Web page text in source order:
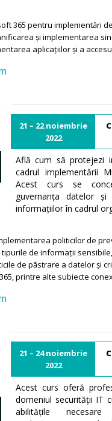
365 pentru implementări de
și implementarea
aplicațiilor și a
21 – 22 noiembrie
2022
Află cum să protejezi
cadrul implementării
Acest curs se
guvernanța datelor și
informațiilor în cadrul
politicilor de
de informații
de păstrare a datelor și
printre alte subiecte
21 – 24 noiembrie
2022
Acest curs oferă
domeniul securității IT
abilitățile